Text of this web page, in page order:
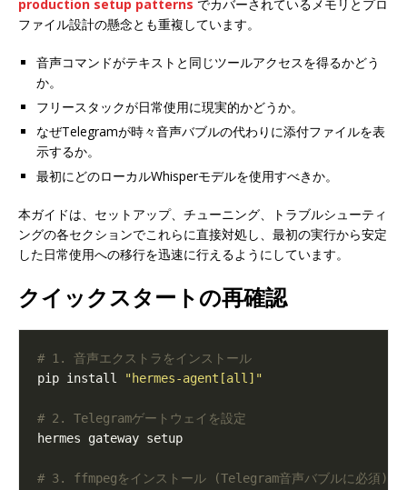
production setup patterns でカバーされているメモリとプロ
ファイル設計の懸念とも重複しています。
音声コマンドがテキストと同じツールアクセスを得るかどう
か。
フリースタックが日常使用に現実的かどうか。
なぜTelegramが時々音声バブルの代わりに添付ファイルを表
示するか。
最初にどのローカルWhisperモデルを使用すべきか。
本ガイドは、セットアップ、チューニング、トラブルシューティ
ングの各セクションでこれらに直接対処し、最初の実行から安定
した日常使用への移行を迅速に行えるようにしています。
クイックスタートの再確認
# 1. 音声エクストラをインストール
pip install
"hermes-agent[all]"
# 2. Telegramゲートウェイを設定
# 3. ffmpegをインストール (Telegram音声バブルに必須)